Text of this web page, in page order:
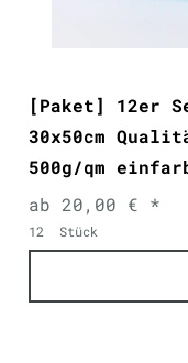
[Paket] 12er
30x50cm
500g/qm
ab 20,00 € *
12 Stück